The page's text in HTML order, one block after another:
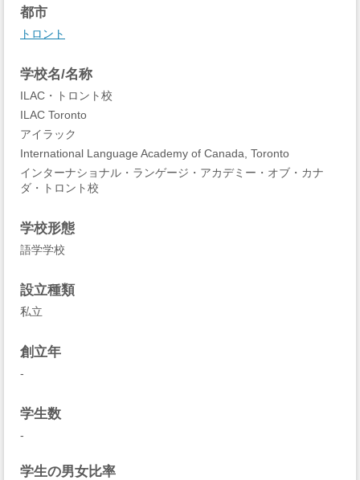
都市
トロント
学校名/名称
ILAC・トロント校
ILAC Toronto
アイラック
International Language Academy of Canada, Toronto
インターナショナル・ランゲージ・アカデミー・オブ・カナ
ダ・トロント校
学校形態
語学学校
設立種類
私立
創立年
-
学生数
-
学生の男女比率